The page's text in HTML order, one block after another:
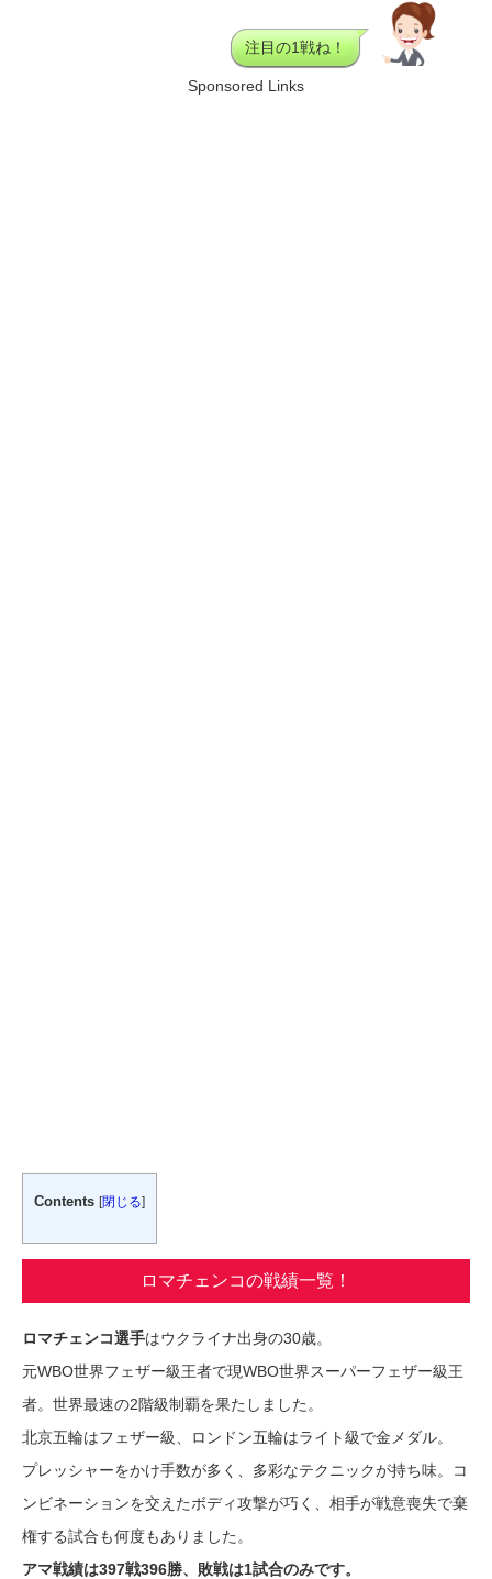
注目の1戦ね！
Sponsored Links
Contents [閉じる]
ロマチェンコの戦績一覧！
ロマチェンコ選手はウクライナ出身の30歳。
元WBO世界フェザー級王者で現WBO世界スーパーフェザー級王
者。世界最速の2階級制覇を果たしました。
北京五輪はフェザー級、ロンドン五輪はライト級で金メダル。
プレッシャーをかけ手数が多く、多彩なテクニックが持ち味。コ
ンビネーションを交えたボディ攻撃が巧く、相手が戦意喪失で棄
権する試合も何度もありました。
アマ戦績は397戦396勝、敗戦は1試合のみです。